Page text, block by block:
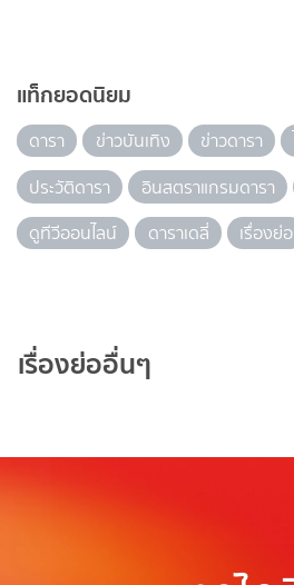
แท็กยอดนิยม
ดารา ข่าวบันเทิง ข่าวดารา
ประวัติดารา
อินสตราแกรมดารา
ดูทีวีออนไลน์
ดาราเดลี่ เรื่องย่อ
เรื่องย่ออื่นๆ